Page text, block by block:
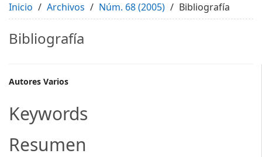
Inicio Archivos Núm. 68 (2005) Bibliografía
Bibliografía
Main
Article
Content
Autores Varios
Keywords
Resumen